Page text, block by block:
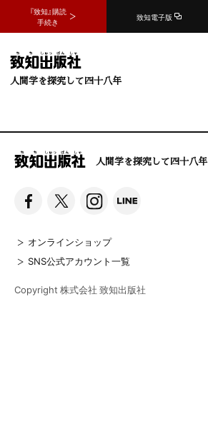
『致知』購読
手続き
致知電子版
人間学を探究して四十八年
人間学を探究して四十八年
オンラインショップ
SNS公式アカウント一覧
Copyright 株式会社 致知出版社